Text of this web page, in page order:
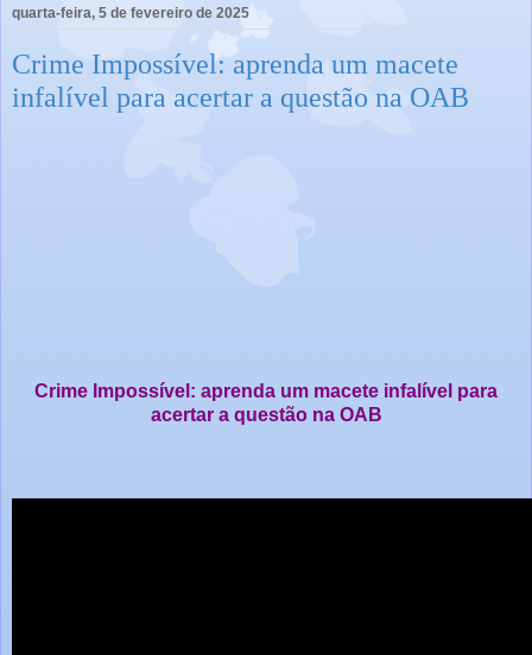
quarta-feira, 5 de fevereiro de 2025
Crime Impossível: aprenda um macete
infalível para acertar a questão na OAB
Crime Impossível: aprenda um macete infalível para
acertar a questão na OAB